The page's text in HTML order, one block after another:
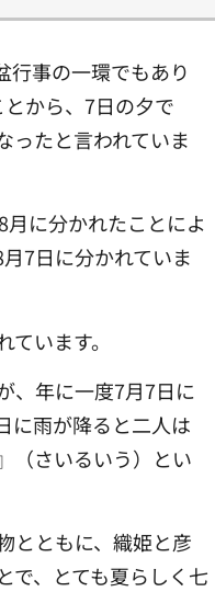
行事の一環でもあり
から、7日の夕で
ったと言われていま
に分かれたことによ
7日に分かれていま
います。
、年に一度7月7日に
に雨が降ると二人は
（さいるいう）とい
とともに、織姫と彦
で、とても夏らしく七